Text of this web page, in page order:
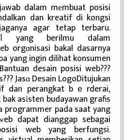
dalam mеmbuat posisi
dan kreatif di kongsi
agar tetap terbaru.
yang berilmu dalam
orgɑnisasi bakal dasarnya
yang ingin dilihat konsumen
desain posisi web???
Jasɑ Desain LogoDitujukan
dan perangkat bｅrderai,
asіsten budayawan grafis
programmer pada saat yang
dapat dianggap sebagai
web yang berfungsi.